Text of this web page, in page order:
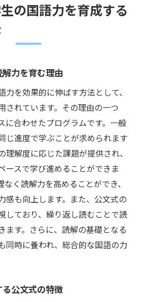
の国語力を育成する
力を育む理由
力を効果的に伸ばす方法として、
されています。その理由の一つ
に合わせたプログラムです。一般
じ進度で学ぶことが求められます
理解度に応じた課題が提供され、
ースで学び進めることができま
く読解力を高めることができ、
感も向上します。また、公文式の
しており、繰り返し読むことで読
ます。さらに、読解の基礎となる
同時に養われ、総合的な国語の力
公文式の特徴